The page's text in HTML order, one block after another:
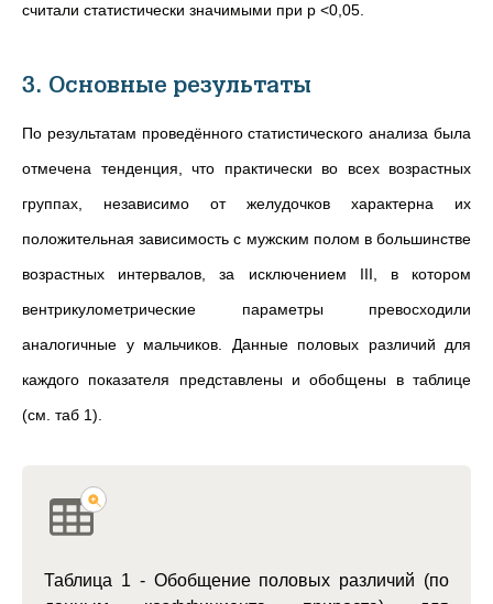
считали статистически значимыми при p <0,05.
3. Основные результаты
По результатам проведённого статистического анализа была
отмечена тенденция, что практически во всех возрастных
группах, независимо от желудочков характерна их
положительная зависимость с мужским полом в большинстве
возрастных интервалов, за исключением III, в котором
вентрикулометрические параметры превосходили
аналогичные у мальчиков. Данные половых различий для
каждого показателя представлены и обобщены в таблице
(см. таб 1).
Таблица 1 - Обобщение половых различий (по